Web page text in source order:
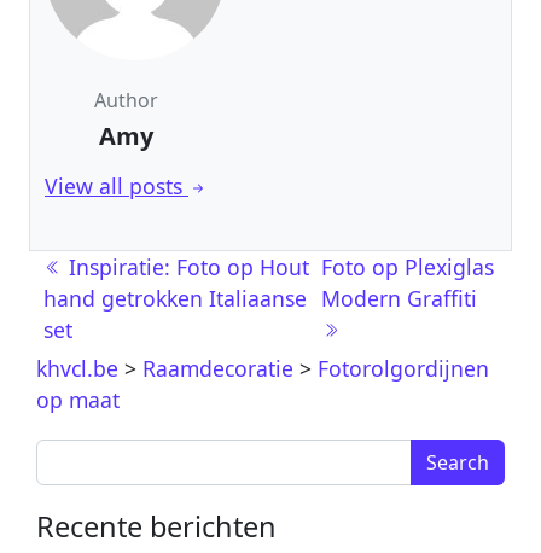
Author
Amy
View all posts
Post navigation
Inspiratie: Foto op Hout
hand getrokken Italiaanse
set
Foto op Plexiglas
Modern Graffiti
khvcl.be > Raamdecoratie > Fotorolgordijnen
op maat
Search for:
Recente berichten